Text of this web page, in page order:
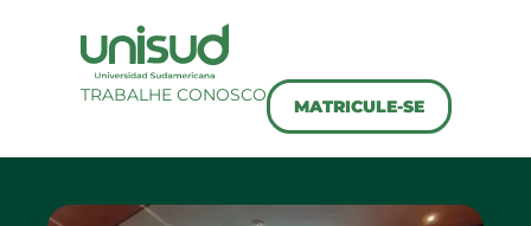
TRABALHE CONOSCO
MATRICULE-SE